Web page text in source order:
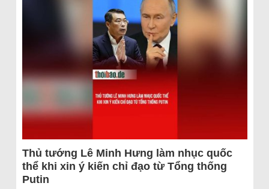
Thủ tướng Lê Minh Hưng làm nhục quốc
thể khi xin ý kiến chỉ đạo từ Tổng thống
Putin